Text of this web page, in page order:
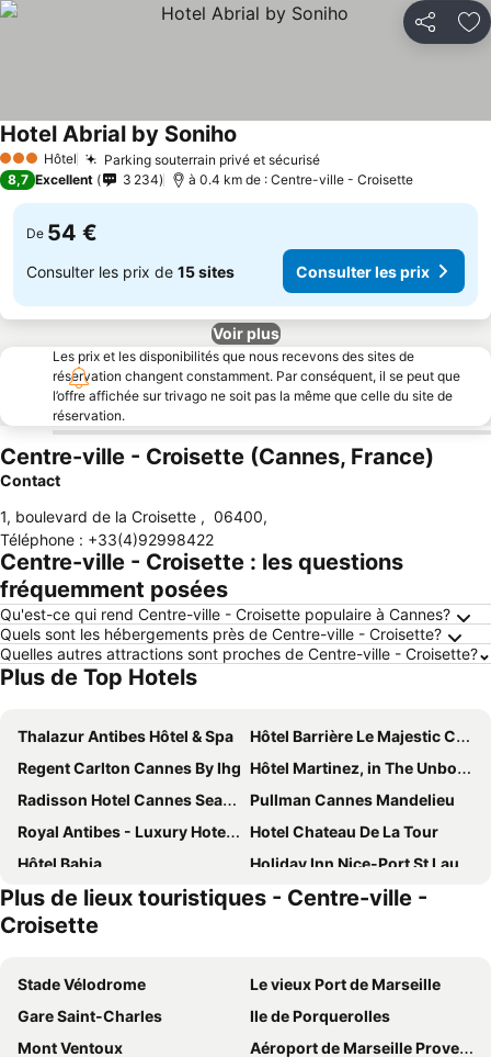
Partager
3 ÉtoilesHôtel Parking souterrain privé et sécurisé
Hotel Abrial by Soniho
8,7 Excellent 3 234 à 0.4 km de : Centre-ville - Croisette
De 54 €
Consulter les prix de 15 sites Consulter les prix
Voir plus
Les prix et les disponibilités que nous recevons des sites de
réservation changent constamment. Par conséquent, il se peut que
l’offre affichée sur trivago ne soit pas la même que celle du site de
réservation.
Centre-ville - Croisette (Cannes, France)
Contact
1, boulevard de la Croisette , 06400,
Téléphone : +33(4)92998422
Centre-ville - Croisette : les questions
fréquemment posées
Qu'est-ce qui rend Centre-ville - Croisette populaire à Cannes?
Quels sont les hébergements près de Centre-ville - Croisette?
Quelles autres attractions sont proches de Centre-ville - Croisette?
Plus de Top Hotels
Thalazur Antibes Hôtel & Spa
Hôtel Barrière Le Majestic Cannes
Regent Carlton Cannes By Ihg Hôtel Martinez, in The Unbound Collection by Hyatt
Radisson Hotel Cannes Seaside
Pullman Cannes Mandelieu
Royal Antibes - Luxury Hotel, Résidence, Beach & Spa
Hotel Chateau De La Tour
Hôtel Bahia
Holiday Inn Nice-Port St Laurent by IHG
Golden Tulip Sophia Antipolis Hôtel & Spa
Neho Suites Cannes Croisette
Mouratoglou Hotel & Resort
Résidence Héliotel Marine
Eden Hotel & Spa
Hôtel Eden - La Baigneuse
Hôtel Hélios
Plus de lieux touristiques - Centre-ville -
Croisette
Stade Vélodrome
Le vieux Port de Marseille
Gare Saint-Charles
Ile de Porquerolles
Mont Ventoux
Aéroport de Marseille Provence